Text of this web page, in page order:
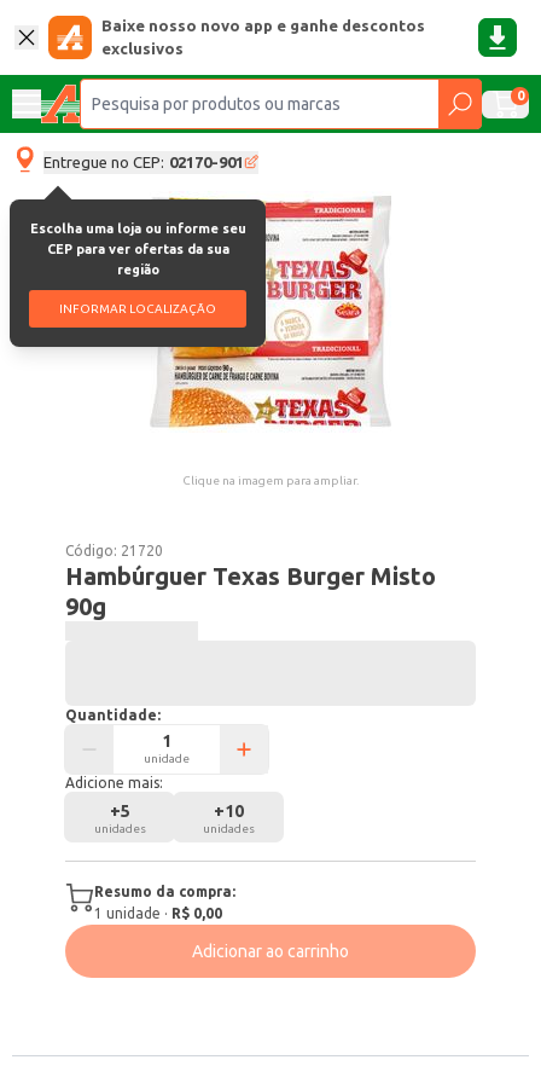
Baixe nosso novo app e ganhe descontos
exclusivos
0
Entregue no CEP: 02170-901
Escolha uma loja ou informe seu
CEP para ver ofertas da sua
região
INFORMAR LOCALIZAÇÃO
Clique na imagem para ampliar.
Código: 21720
Hambúrguer Texas Burger Misto
90g
Quantidade:
unidade
Adicione mais:
+5
unidades
+10
unidades
Resumo da compra:
1 unidade · R$ 0,00
Adicionar ao carrinho